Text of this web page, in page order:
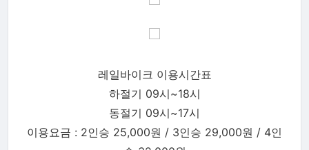
레일바이크 이용시간표
하절기 09시~18시
동절기 09시~17시
이용요금 : 2인승 25,000원 / 3인승 29,000원 / 4인